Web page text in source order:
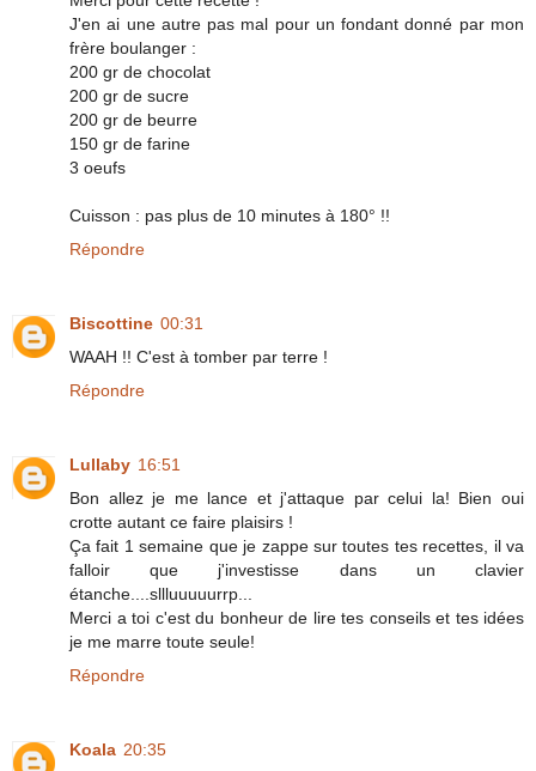
J'en ai une autre pas mal pour un fondant donné par mon
frère boulanger :
200 gr de chocolat
200 gr de sucre
200 gr de beurre
150 gr de farine
3 oeufs
Cuisson : pas plus de 10 minutes à 180° !!
Répondre
Biscottine 00:31
WAAH !! C'est à tomber par terre !
Répondre
Lullaby 16:51
Bon allez je me lance et j'attaque par celui la! Bien oui
crotte autant ce faire plaisirs !
Ça fait 1 semaine que je zappe sur toutes tes recettes, il va
falloir que j'investisse dans un clavier
étanche....sllluuuuurrp...
Merci a toi c'est du bonheur de lire tes conseils et tes idées
je me marre toute seule!
Répondre
Koala 20:35